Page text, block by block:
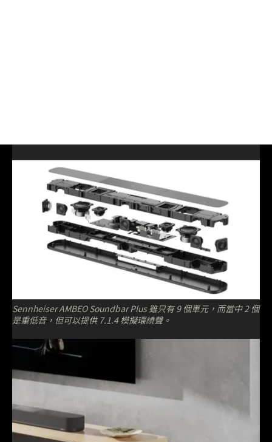
Sennheiser AMBEO Soundbar Plus 雖只有 9 個單元，而當中 2 個
是重低音，但可以提供 7.1.4 模擬環繞聲。